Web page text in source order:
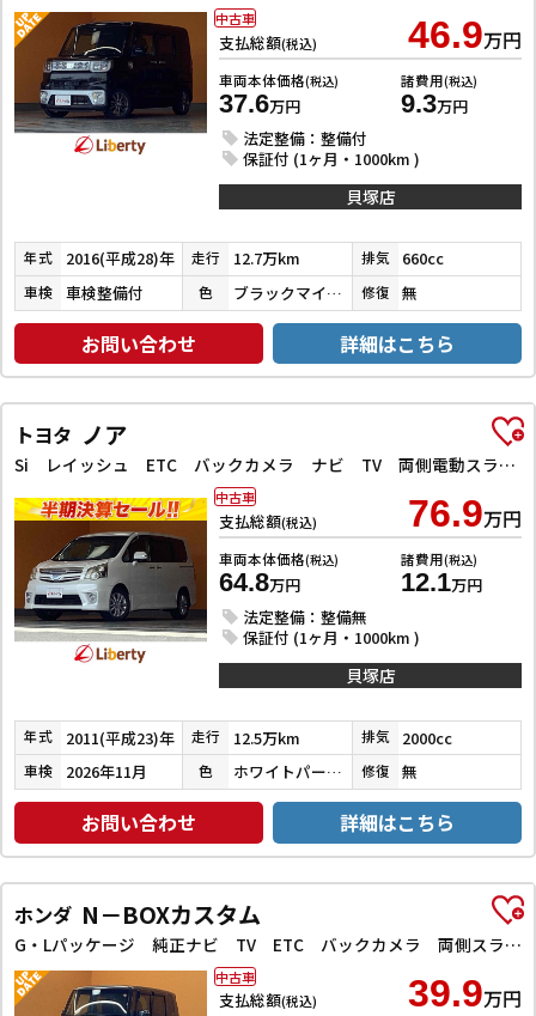
支払総額(税込) 46.9万円
車両本体価格(税込)
37.6万円
諸費用(税込)
9.3万円
法定整備：整備付
保証付 (1ヶ月・1000km )
中古車
貝塚店
年式 2016(平成28)年 走行 12.7万km 排気 660cc
車検 車検整備付 色 ブラックマイカメタリック 修復 無
お問い合わせ 詳細はこちら
トヨタ ノア
Si レイッシュ ETC バックカメラ ナビ TV 両側電動スライドドア オートライト HID スマートキー 電動格納ミラー 後席モニター 3列シート フルフラット ウォークスルー CVT
支払総額(税込) 76.9万円
車両本体価格(税込)
64.8万円
諸費用(税込)
12.1万円
法定整備：整備無
保証付 (1ヶ月・1000km )
中古車
貝塚店
年式 2011(平成23)年 走行 12.5万km 排気 2000cc
車検 2026年11月 色 ホワイトパールクリスタルシャイン 修復 無
お問い合わせ 詳細はこちら
ホンダ N－BOXカスタム
G・Lパッケージ 純正ナビ TV ETC バックカメラ 両側スライド・片側電動 オートライト HID スマートキー アイドリングストップ ベンチシート CVT 盗難防止システム ABS ESC CD DVD再生 USB
支払総額(税込) 39.9万円
中古車